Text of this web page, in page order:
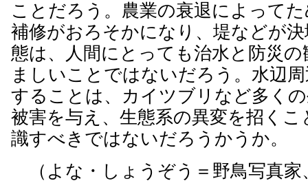
ことだろう。農業の衰退によって
補修がおろそかになり、堤などが
態は、人間にとっても治水と防災
ましいことではないだろう。水辺
することは、カイツブリなど多く
被害を与え、生態系の異変を招く
識すべきではないだろうかうか。
（よな・しょうぞう＝野鳥写真家